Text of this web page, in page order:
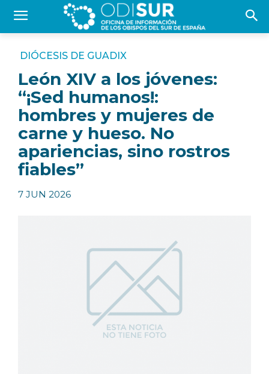
DIÓCESIS DE GUADIX
León XIV a los jóvenes:
“¡Sed humanos!:
hombres y mujeres de
carne y hueso. No
apariencias, sino rostros
fiables”
7 JUN 2026